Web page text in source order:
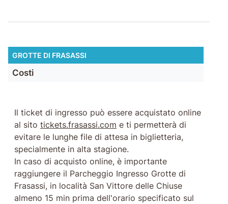
GROTTE DI FRASASSI
Costi
Il ticket di ingresso può essere acquistato online
al sito tickets.frasassi.com e ti permetterà di
evitare le lunghe file di attesa in biglietteria,
specialmente in alta stagione.
In caso di acquisto online, è importante
raggiungere il Parcheggio Ingresso Grotte di
Frasassi, in località San Vittore delle Chiuse
almeno 15 min prima dell'orario specificato sul